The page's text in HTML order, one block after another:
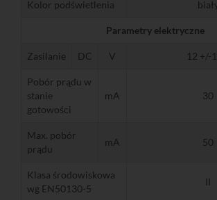
Kolor podświetlenia
Parametry elektryczne
Zasilanie DC V 12 +/-
Pobór prądu w
stanie
gotowości
mA 30
Max. pobór
prądu
mA 50
Klasa środowiskowa
wg EN50130-5
II